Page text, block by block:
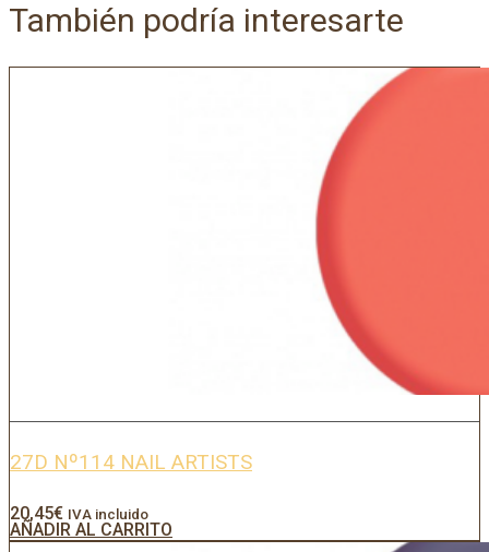
También podría interesarte
27D Nº114 NAIL ARTISTS
20,45€ IVA incluido
AÑADIR AL CARRITO